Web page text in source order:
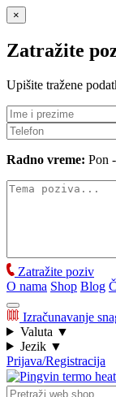
×
Zatražite
Upišite tražene
Radno vreme: Pon
Zatražite poziv
O nama Shop Blog
Izračunavanje
Valuta ▼
Jezik ▼
Prijava/Registracija